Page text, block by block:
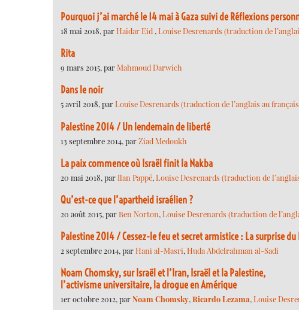
Pourquoi j’ai marché le 14 mai à Gaza suivi de Réflexions
18 mai 2018, parHaidar Eid , Louise Desrenards (traduction de
Rita
9 mars 2015, parMahmoud Darwich
Dans le noir
5 avril 2018, parLouise Desrenards (traduction de l’anglais au
Palestine 2014 / Un lendemain de liberté
13 septembre 2014, parZiad Medoukh
La paix commence où Israël finit la Nakba
20 mai 2018, parIlan Pappé, Louise Desrenards (traduction de
Qu’est-ce que l’apartheid israélien ?
20 août 2015, parBen Norton, Louise Desrenards (traduction de
Palestine 2014 / Cessez-le feu et secret armistice : La surprise
2 septembre 2014, parHani al-Masri, Huda Abdelrahman al-Sadi
Noam Chomsky, sur Israël et l’Iran, Israël et la Palestine,
l’activisme universitaire, la drogue en Amérique
1er octobre 2012, parNoam Chomsky, Ricardo Lezama, Louise